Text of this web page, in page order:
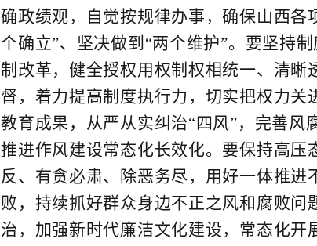
确政绩观，自觉按规律办事，确保山西
个确立”、坚决做到“两个维护”。要坚持
制改革，健全授权用权制权相统一、清晰
督，着力提高制度执行力，切实把权力
教育成果，从严从实纠治“四风”，完善
推进作风建设常态化长效化。要保持高
反、有贪必肃、除恶务尽，用好一体推
败，持续抓好群众身边不正之风和腐败
治，加强新时代廉洁文化建设，常态化